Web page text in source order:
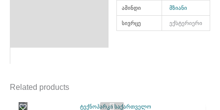
ამინდი მზიანი
სივრცე ექსტერიერი
Related products